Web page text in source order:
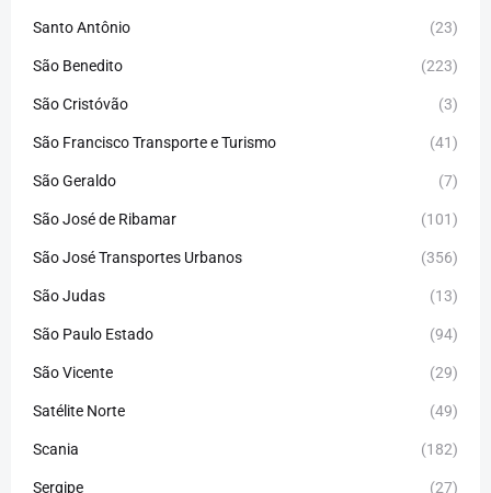
Santo Antônio (23)
São Benedito (223)
São Cristóvão (3)
São Francisco Transporte e Turismo (41)
São Geraldo (7)
São José de Ribamar (101)
São José Transportes Urbanos (356)
São Judas (13)
São Paulo Estado (94)
São Vicente (29)
Satélite Norte (49)
Scania (182)
Sergipe (27)